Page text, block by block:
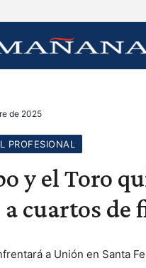
de 2025
PROFESIONAL
y el Toro
cuartos de
a Unión en Santa